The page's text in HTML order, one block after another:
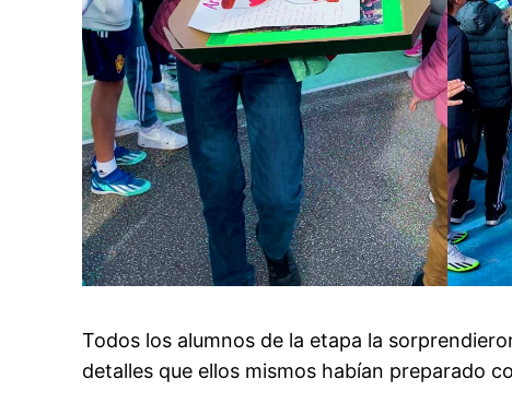
Todos los alumnos de la etapa la
detalles que ellos mismos habían preparado